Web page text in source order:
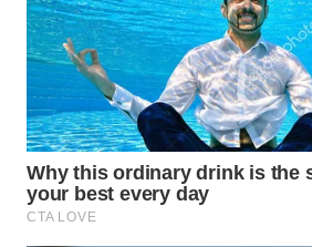
WAHANA
INFRASTRUKTUR
WAHANA
KONSUMEN
WAHANA
LISTRIK